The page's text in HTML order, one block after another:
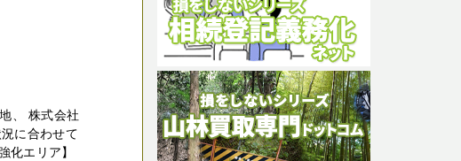
、 株式会社
に合わせて
エリア】